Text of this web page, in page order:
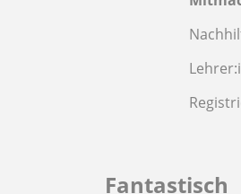
Fantastisch